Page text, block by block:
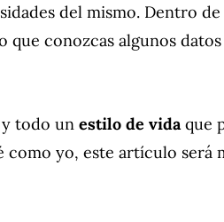
del mismo. Dentro
conozcas algunos datos
todo un estilo de vidaque
como yo, este artículo será